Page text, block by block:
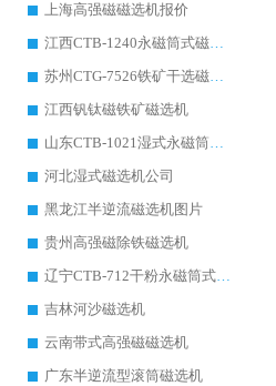
上海高强磁磁选机报价
江西CTB-1240永磁筒式磁选机厂家
苏州CTG-7526铁矿干选磁选机
江西钒钛磁铁矿磁选机
山东CTB-1021湿式永磁筒式磁选机
河北湿式磁选机公司
黑龙江半逆流磁选机图片
贵州高强磁除铁磁选机
辽宁CTB-712干粉永磁筒式磁选机
吉林河沙磁选机
云南带式高强磁磁选机
广东半逆流型滚筒磁选机